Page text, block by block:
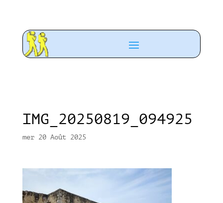
IMG_20250819_094925
mer 20 Août 2025